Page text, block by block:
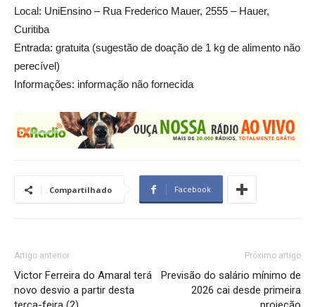
Local: UniEnsino – Rua Frederico Mauer, 2555 – Hauer,
Curitiba
Entrada: gratuita (sugestão de doação de 1 kg de alimento não
perecível)
Informações: informação não fornecida
Compartilhado Facebook
Artigo anterior
Victor Ferreira do Amaral terá
novo desvio a partir desta
Próximo artigo
Previsão do salário mínimo de
2026 cai desde primeira